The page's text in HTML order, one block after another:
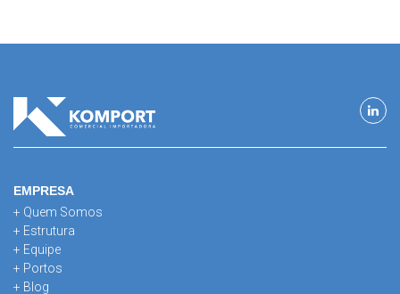
EMPRESA
+ Quem Somos
+ Estrutura
+ Equipe
+ Portos
+ Blog